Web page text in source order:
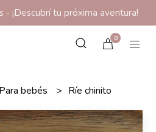
- ¡Descubrí tu próxima aventura!
0
Para bebés Ríe chinito